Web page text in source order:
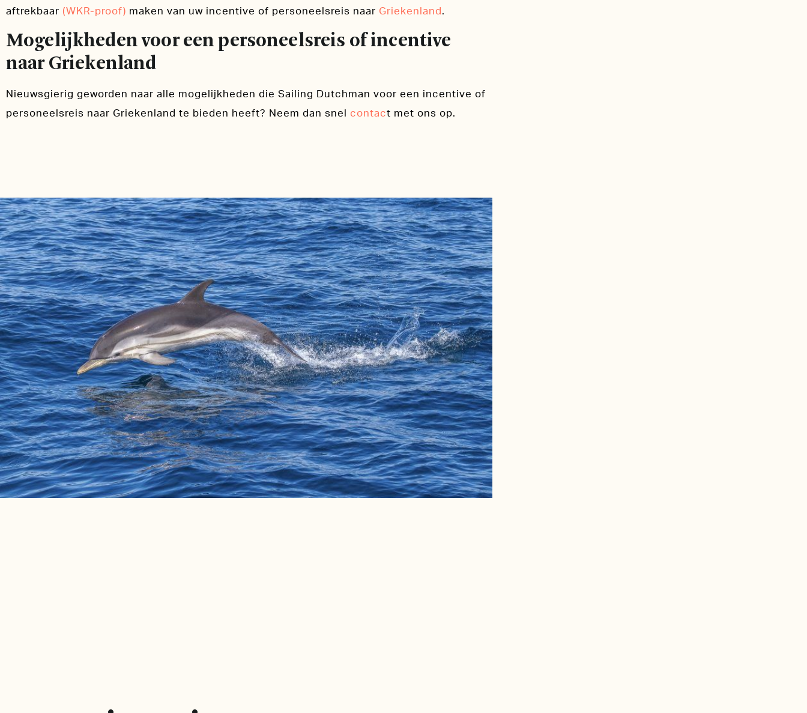
aftrekbaar (WKR-proof) maken van uw incentive of personeelsreis naar Griekenland .
Mogelijkheden voor een personeelsreis of incentive
naar Griekenland
Nieuwsgierig geworden naar alle mogelijkheden die Sailing Dutchman voor een incentive of
personeelsreis naar Griekenland te bieden heeft? Neem dan snel contact met ons op.